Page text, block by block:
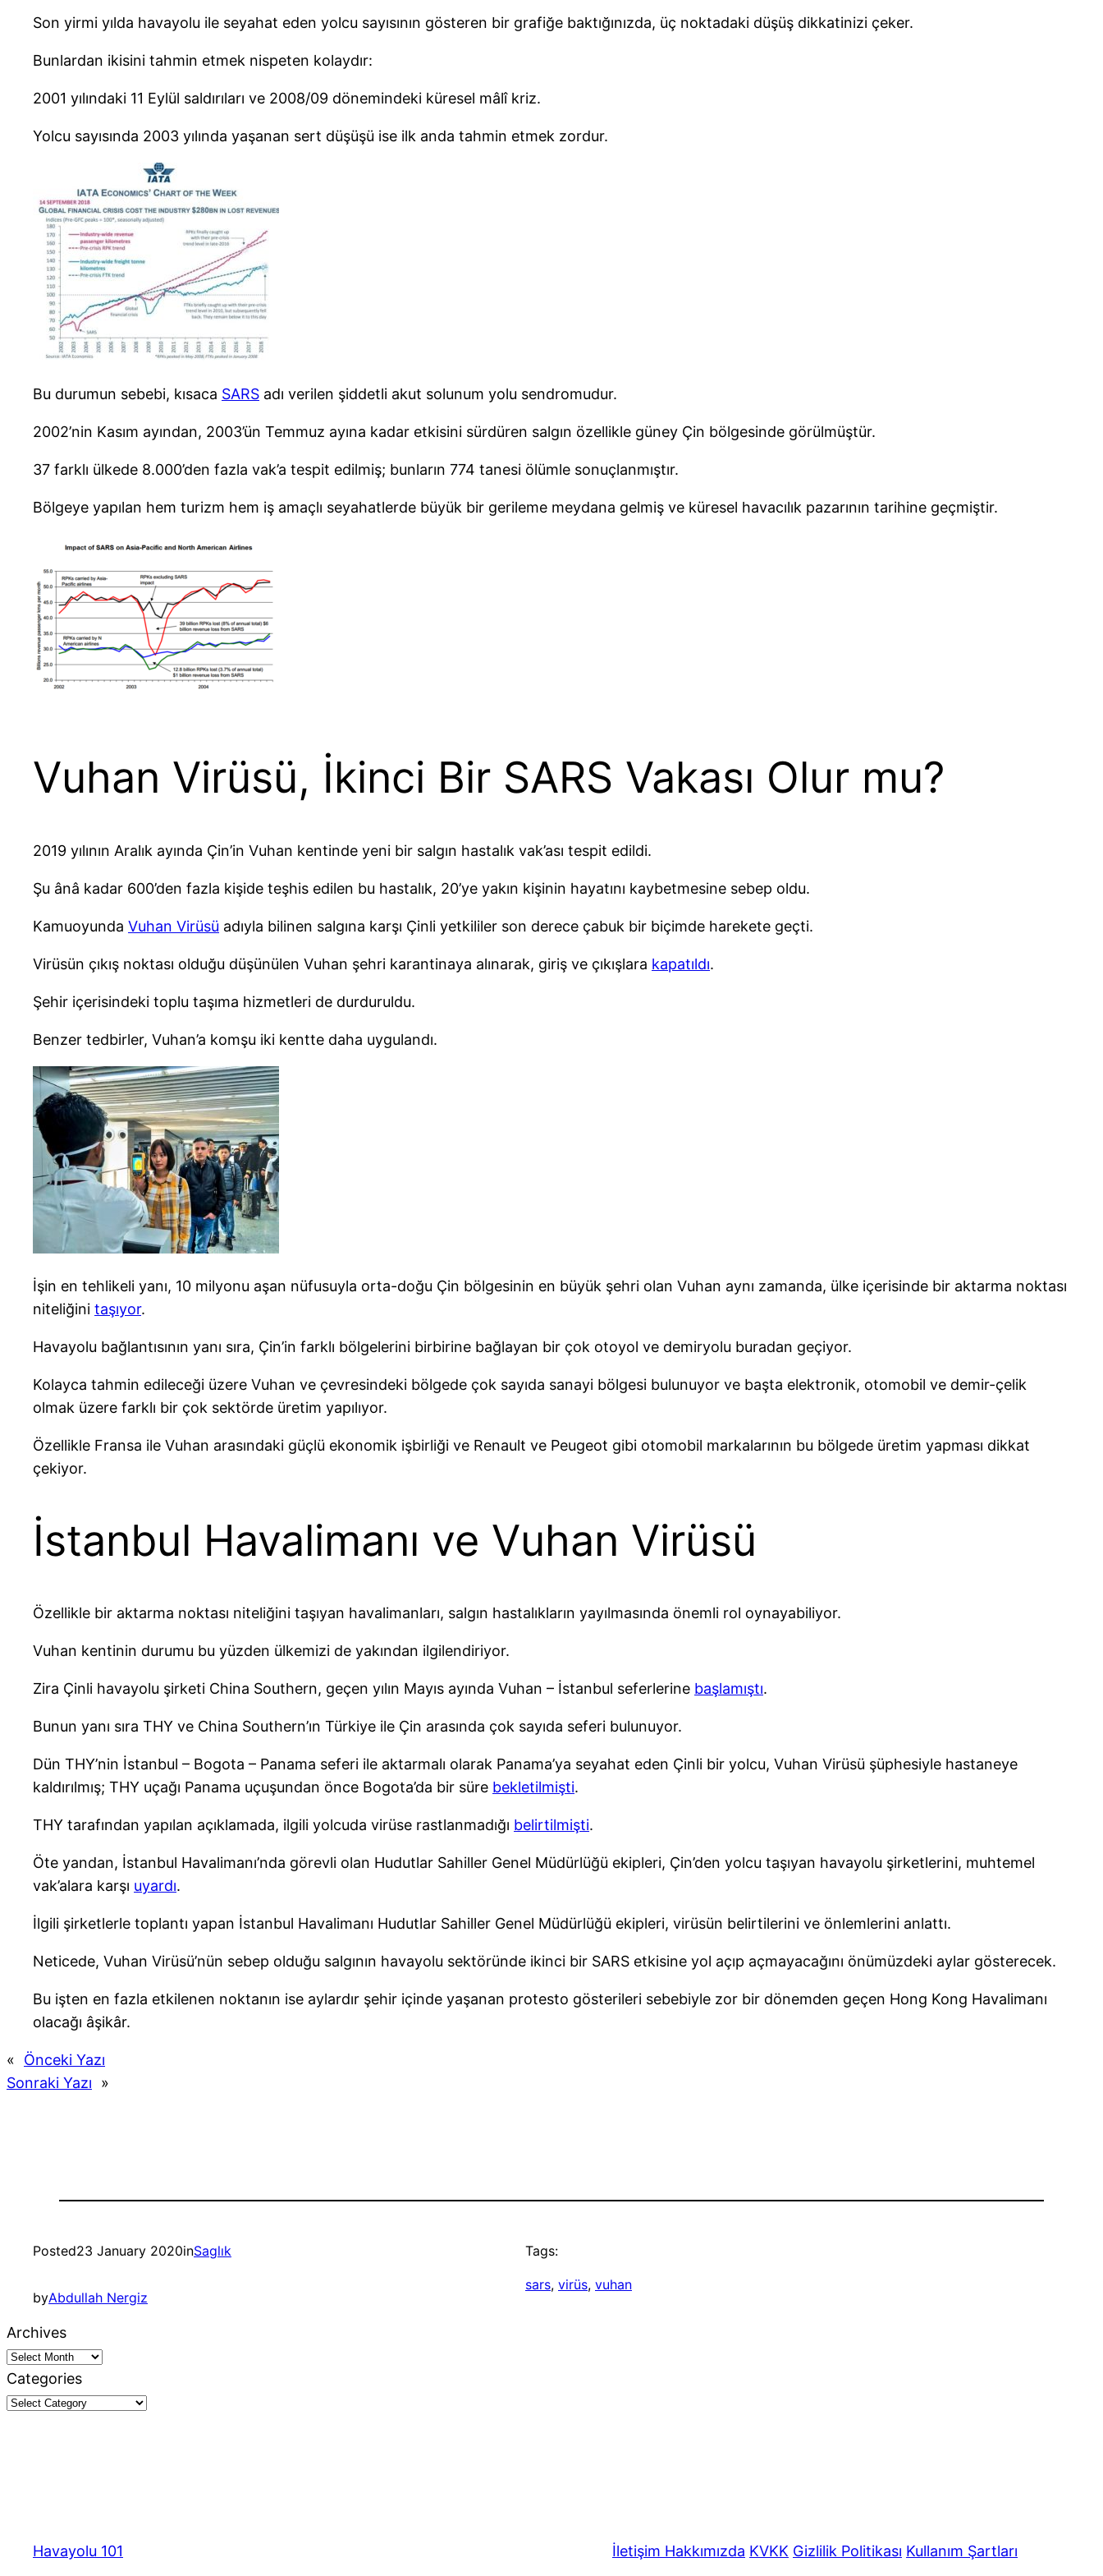
Son yirmi yılda havayolu ile seyahat eden yolcu sayısının gösteren bir grafiğe baktığınızda, üç noktadaki düşüş dikkatinizi çeker.
Bunlardan ikisini tahmin etmek nispeten kolaydır:
2001 yılındaki 11 Eylül saldırıları ve 2008/09 dönemindeki küresel mâlî kriz.
Yolcu sayısında 2003 yılında yaşanan sert düşüşü ise ilk anda tahmin etmek zordur.
Bu durumun sebebi, kısaca SARS adı verilen şiddetli akut solunum yolu sendromudur.
2002’nin Kasım ayından, 2003’ün Temmuz ayına kadar etkisini sürdüren salgın özellikle güney Çin bölgesinde görülmüştür.
37 farklı ülkede 8.000’den fazla vak’a tespit edilmiş; bunların 774 tanesi ölümle sonuçlanmıştır.
Bölgeye yapılan hem turizm hem iş amaçlı seyahatlerde büyük bir gerileme meydana gelmiş ve küresel havacılık pazarının tarihine geçmiştir.
Vuhan Virüsü, İkinci Bir SARS Vakası Olur mu?
2019 yılının Aralık ayında Çin’in Vuhan kentinde yeni bir salgın hastalık vak’ası tespit edildi.
Şu ânâ kadar 600’den fazla kişide teşhis edilen bu hastalık, 20’ye yakın kişinin hayatını kaybetmesine sebep oldu.
Kamuoyunda Vuhan Virüsü adıyla bilinen salgına karşı Çinli yetkililer son derece çabuk bir biçimde harekete geçti.
Virüsün çıkış noktası olduğu düşünülen Vuhan şehri karantinaya alınarak, giriş ve çıkışlara kapatıldı.
Şehir içerisindeki toplu taşıma hizmetleri de durduruldu.
Benzer tedbirler, Vuhan’a komşu iki kentte daha uygulandı.
İşin en tehlikeli yanı, 10 milyonu aşan nüfusuyla orta-doğu Çin bölgesinin en büyük şehri olan Vuhan aynı zamanda, ülke içerisinde bir aktarma noktası
niteliğini taşıyor.
Havayolu bağlantısının yanı sıra, Çin’in farklı bölgelerini birbirine bağlayan bir çok otoyol ve demiryolu buradan geçiyor.
Kolayca tahmin edileceği üzere Vuhan ve çevresindeki bölgede çok sayıda sanayi bölgesi bulunuyor ve başta elektronik, otomobil ve demir-çelik
olmak üzere farklı bir çok sektörde üretim yapılıyor.
Özellikle Fransa ile Vuhan arasındaki güçlü ekonomik işbirliği ve Renault ve Peugeot gibi otomobil markalarının bu bölgede üretim yapması dikkat
çekiyor.
İstanbul Havalimanı ve Vuhan Virüsü
Özellikle bir aktarma noktası niteliğini taşıyan havalimanları, salgın hastalıkların yayılmasında önemli rol oynayabiliyor.
Vuhan kentinin durumu bu yüzden ülkemizi de yakından ilgilendiriyor.
Zira Çinli havayolu şirketi China Southern, geçen yılın Mayıs ayında Vuhan – İstanbul seferlerine başlamıştı.
Bunun yanı sıra THY ve China Southern’ın Türkiye ile Çin arasında çok sayıda seferi bulunuyor.
Dün THY’nin İstanbul – Bogota – Panama seferi ile aktarmalı olarak Panama’ya seyahat eden Çinli bir yolcu, Vuhan Virüsü şüphesiyle hastaneye
kaldırılmış; THY uçağı Panama uçuşundan önce Bogota’da bir süre bekletilmişti.
THY tarafından yapılan açıklamada, ilgili yolcuda virüse rastlanmadığı belirtilmişti.
Öte yandan, İstanbul Havalimanı’nda görevli olan Hudutlar Sahiller Genel Müdürlüğü ekipleri, Çin’den yolcu taşıyan havayolu şirketlerini, muhtemel
vak’alara karşı uyardı.
İlgili şirketlerle toplantı yapan İstanbul Havalimanı Hudutlar Sahiller Genel Müdürlüğü ekipleri, virüsün belirtilerini ve önlemlerini anlattı.
Neticede, Vuhan Virüsü’nün sebep olduğu salgının havayolu sektöründe ikinci bir SARS etkisine yol açıp açmayacağını önümüzdeki aylar gösterecek.
Bu işten en fazla etkilenen noktanın ise aylardır şehir içinde yaşanan protesto gösterileri sebebiyle zor bir dönemden geçen Hong Kong Havalimanı
olacağı âşikâr.
«
Önceki Yazı
Sonraki Yazı
»
Posted23 January 2020inSaglık
byAbdullah Nergiz
Tags:
sars, virüs, vuhan
Archives
Categories
Havayolu 101 İletişim Hakkımızda KVKK Gizlilik Politikası Kullanım Şartları